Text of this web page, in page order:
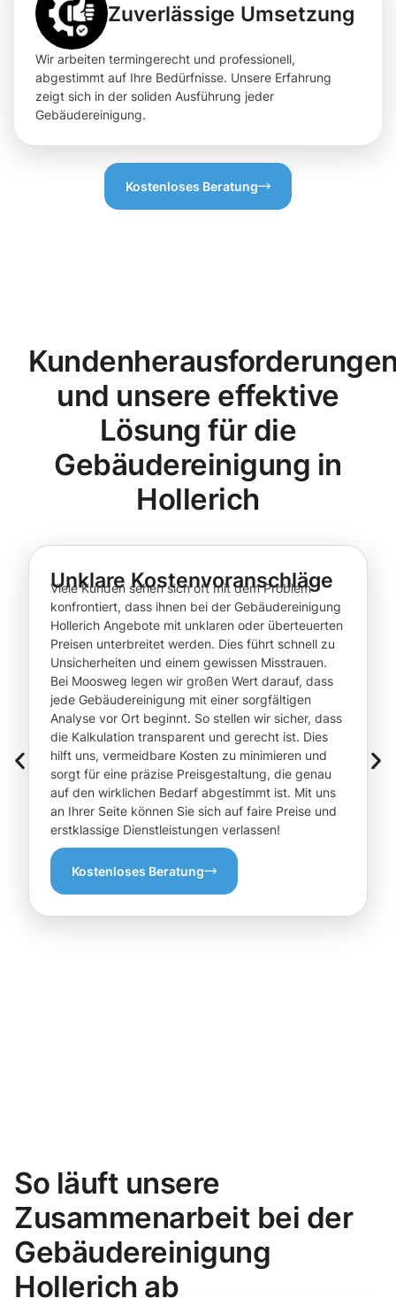
Zuverlässige Umsetzung
Wir arbeiten termingerecht und professionell,
abgestimmt auf Ihre Bedürfnisse. Unsere Erfahrung
zeigt sich in der soliden Ausführung jeder
Gebäudereinigung.
Kostenloses Beratung
und unsere effektive
Lösung für die
Gebäudereinigung in
Hollerich
Unklare Kostenvoranschläge
Viele Kunden sehen sich oft mit dem Problem
konfrontiert, dass ihnen bei der Gebäudereinigung
Hollerich Angebote mit unklaren oder überteuerten
Preisen unterbreitet werden. Dies führt schnell zu
Unsicherheiten und einem gewissen Misstrauen.
Bei Moosweg legen wir großen Wert darauf, dass
jede Gebäudereinigung mit einer sorgfältigen
Analyse vor Ort beginnt. So stellen wir sicher, dass
die Kalkulation transparent und gerecht ist. Dies
hilft uns, vermeidbare Kosten zu minimieren und
sorgt für eine präzise Preisgestaltung, die genau
auf den wirklichen Bedarf abgestimmt ist. Mit uns
an Ihrer Seite können Sie sich auf faire Preise und
erstklassige Dienstleistungen verlassen!
Kostenloses Beratung
So läuft unsere
Zusammenarbeit bei der
Gebäudereinigung
Hollerich ab